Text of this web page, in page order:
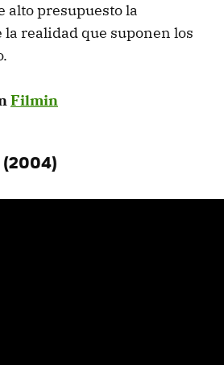
alto presupuesto la
realidad que suponen los
Filmin
(2004)